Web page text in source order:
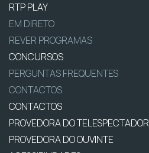
RTP PLAY
EM DIRETO
REVER PROGRAMAS
CONCURSOS
PERGUNTAS FREQUENTES
CONTACTOS
CONTACTOS
PROVEDORA DO TELESPECTADOR
PROVEDORA DO OUVINTE